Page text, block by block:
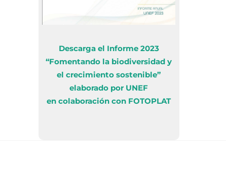
Descarga el Informe 2023
“Fomentando la biodiversidad y
el crecimiento sostenible”
elaborado por UNEF
en colaboración con FOTOPLAT